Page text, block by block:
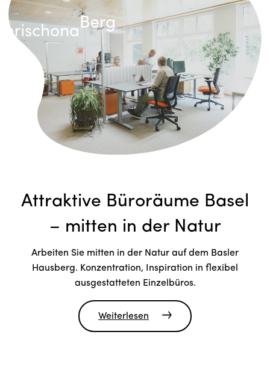
Attraktive Büroräume Basel
– mitten in der Natur
Arbeiten Sie mitten in der Natur auf dem Basler
Hausberg. Konzentration, Inspiration in flexibel
ausgestatteten Einzelbüros.
Weiterlesen